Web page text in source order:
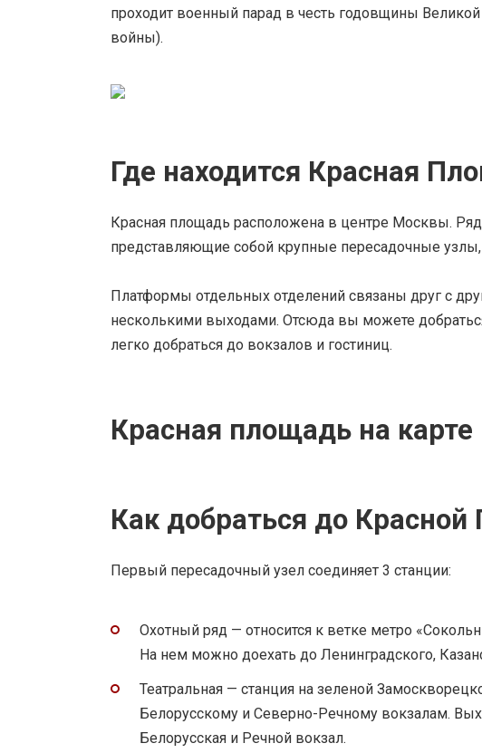
проходит военный парад в честь годовщины
войны).
Где находится Красная
Красная площадь расположена в центре Москвы.
представляющие собой крупные пересадочные
Платформы отдельных отделений связаны друг с
несколькими выходами. Отсюда вы можете
легко добраться до вокзалов и гостиниц.
Красная площадь на карте
Как добраться до
Первый пересадочный узел соединяет 3 станции:
Охотный ряд — относится к ветке метро
На нем можно доехать до Ленинградского,
Театральная — станция на зеленой
Белорусскому и Северно-Речному вокзалам.
Белорусская и Речной вокзал.